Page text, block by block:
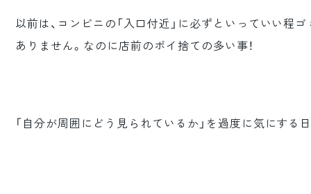
以前は、コンビニの「入口付近」に必ずといっていい
ありません。なのに店前のポイ捨ての多い事！
「自分が周囲にどう見られているか」を過度に気にする